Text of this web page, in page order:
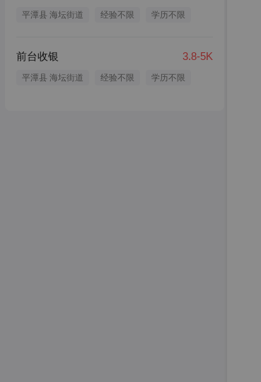
平潭县 海坛街道 经验不限 学历不限
前台收银 3.8-5K
平潭县 海坛街道 经验不限 学历不限